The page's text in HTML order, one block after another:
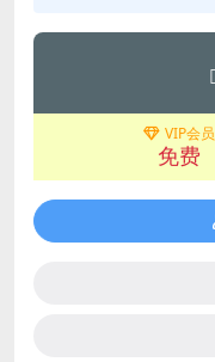
VIP会员
免费